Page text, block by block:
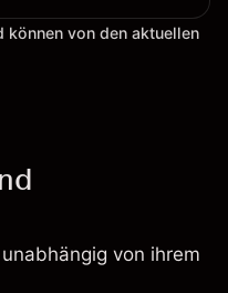
von den aktuellen
von ihrem